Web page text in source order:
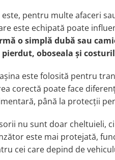
pentru multe afaceri
este echipată poate
o simplă dubă sau
oboseala şi
este folosită pentru
corectă poate face
până la protecţii
nu sunt doar cheltuieli,
este mai protejată,
cei care depind de